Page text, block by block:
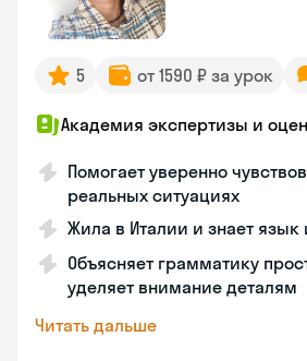
5 от 1590 ₽ за урок
Академия экспертизы и
Помогает уверенно
реальных ситуациях
Жила в Италии и знает язык
Объясняет грамматику
уделяет внимание деталям
Читать дальше